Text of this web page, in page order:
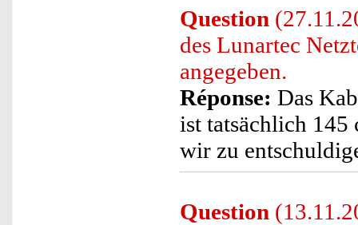
Question
des Lunartec
angegeben.
Réponse: Das
ist tatsächlich
wir zu
Question